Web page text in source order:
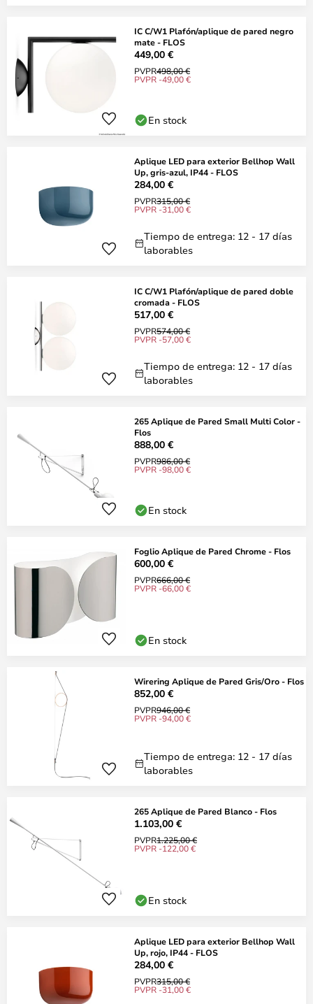
IC C/W1 Plafón/aplique de pared negro
mate - FLOS
449,00 €
PVPR498,00 €
PVPR -49,00 €
En stock
Aplique LED para exterior Bellhop Wall
Up, gris-azul, IP44 - FLOS
284,00 €
PVPR315,00 €
PVPR -31,00 €
Tiempo de entrega: 12 - 17 días
laborables
IC C/W1 Plafón/aplique de pared doble
cromada - FLOS
517,00 €
PVPR574,00 €
PVPR -57,00 €
Tiempo de entrega: 12 - 17 días
laborables
265 Aplique de Pared Small Multi Color -
Flos
888,00 €
PVPR986,00 €
PVPR -98,00 €
En stock
Foglio Aplique de Pared Chrome - Flos
600,00 €
PVPR666,00 €
PVPR -66,00 €
En stock
Wirering Aplique de Pared Gris/Oro - Flos
852,00 €
PVPR946,00 €
PVPR -94,00 €
Tiempo de entrega: 12 - 17 días
laborables
265 Aplique de Pared Blanco - Flos
1.103,00 €
PVPR1.225,00 €
PVPR -122,00 €
En stock
Aplique LED para exterior Bellhop Wall
Up, rojo, IP44 - FLOS
284,00 €
PVPR315,00 €
PVPR -31,00 €